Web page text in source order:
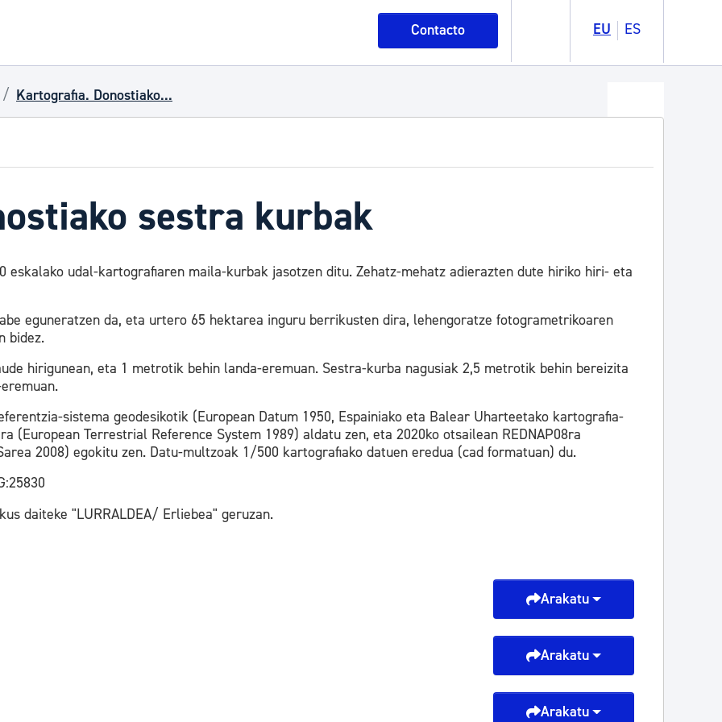
Contacto
EU ES
Kartografia. Donostiako...
sestra kurbak
eskalako udal-kartografiaren maila-kurbak jasotzen ditu. Zehatz-mehatz adierazten dute hiriko hiri- eta
eguneratzen da, eta urtero 65 hektarea inguru berrikusten dira, lehengoratze fotogrametrikoaren
bidez.
hirigunean, eta 1 metrotik behin landa-eremuan. Sestra-kurba nagusiak 2,5 metrotik behin bereizita
sistema geodesikotik (European Datum 1950, Espainiako eta Balear Uharteetako kartografia-
(European Terrestrial Reference System 1989) aldatu zen, eta 2020ko otsailean REDNAP08ra
2008) egokitu zen. Datu-multzoak 1/500 kartografiako datuen eredua (cad formatuan) du.
daiteke "LURRALDEA/ Erliebea" geruzan.
Arakatu
Arakatu
Arakatu